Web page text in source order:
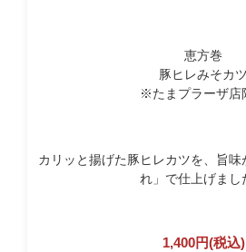
恵方巻
豚ヒレみそカツ
※たまプラーザ店
カリッと揚げた豚ヒレカツを、旨
れ」で仕上げまし
1,400円(税込)